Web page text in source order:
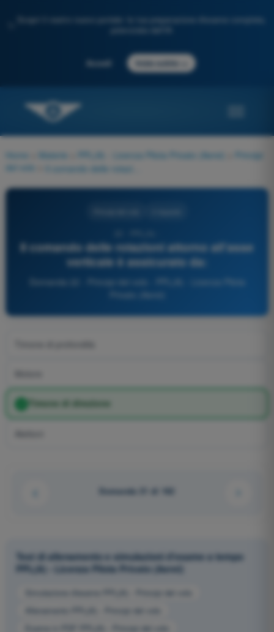
Scopri il nostro nuovo portale: la tua preparazione d'esame completa,
Accedi Inizia subito
Home Materie PPL(A) - Licenza Pilota Privato (Aerei)
Principi
del volo
Il comando delle rotazioni attorno all'asse
verticale è assicurato da:
Timone di direzione
Domanda 21 di 162
Test di allenamento e simulazioni d'esame a tempo
PPL(A) - Licenza Pilota Privato (Aerei)
Simulazione d'esame PPL(A) - Principi del volo